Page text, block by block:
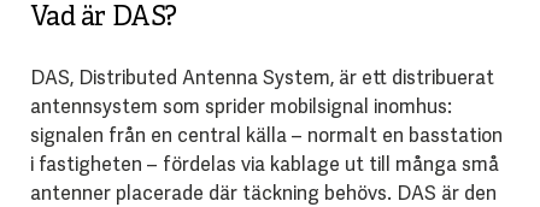
Vad är DAS?
DAS, Distributed Antenna System, är ett distribuerat
antennsystem som sprider mobilsignal inomhus:
signalen från en central källa – normalt en basstation
i fastigheten – fördelas via kablage ut till många små
antenner placerade där täckning behövs. DAS är den